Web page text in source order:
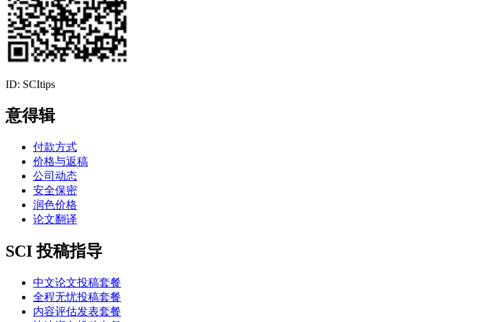
ID: SCItips
意得辑
付款方式
价格与返稿
公司动态
安全保密
润色价格
论文翻译
SCI 投稿指导
中文论文投稿套餐
全程无忧投稿套餐
内容评估发表套餐